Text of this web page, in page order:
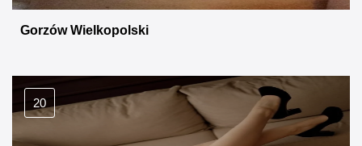
Gorzów Wielkopolski
20